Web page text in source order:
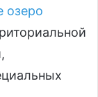
озеро